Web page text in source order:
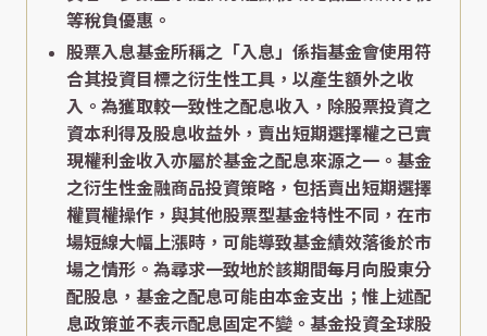
等稅負優惠。
股票入息基金所稱之「入息」係指基金會使用符
合其投資目標之衍生性工具，以產生額外之收
入。為獲取較一致性之配息收入，除股票投資之
資本利得及股息收益外，賣出短期選擇權之已實
現權利金收入亦屬於基金之配息來源之一。基金
之衍生性金融商品投資策略，包括賣出短期選擇
權買權操作，與其他股票型基金特性不同，在市
場短線大幅上漲時，可能導致基金績效落後於市
場之情形。為尋求一致地於該期間每月向股東分
配股息，基金之配息可能由本金支出；惟上述配
息政策並不表示配息固定不變。基金投資全球股